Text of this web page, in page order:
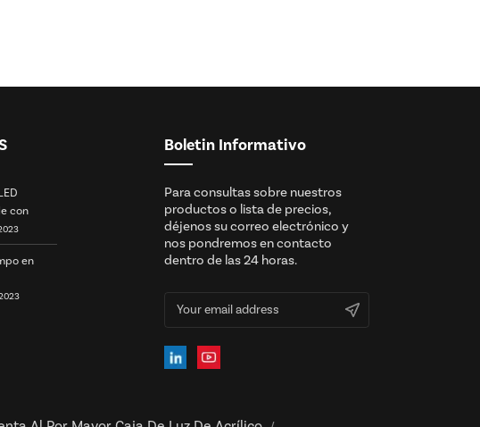
con
en
Boletin Informativo
Para consultas sobre nuestros
productos o lista de precios,
déjenos su correo electrónico y
nos pondremos en contacto
dentro de las 24 horas.